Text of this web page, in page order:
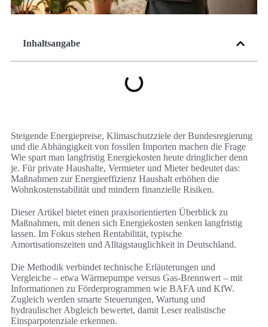
Inhaltsangabe
Steigende Energiepreise, Klimaschutzziele der Bundesregierung
und die Abhängigkeit von fossilen Importen machen die Frage
Wie spart man langfristig Energiekosten heute dringlicher denn
je. Für private Haushalte, Vermieter und Mieter bedeutet das:
Maßnahmen zur Energieeffizienz Haushalt erhöhen die
Wohnkostenstabilität und mindern finanzielle Risiken.
Dieser Artikel bietet einen praxisorientierten Überblick zu
Maßnahmen, mit denen sich Energiekosten senken langfristig
lassen. Im Fokus stehen Rentabilität, typische
Amortisationszeiten und Alltagstauglichkeit in Deutschland.
Die Methodik verbindet technische Erläuterungen und
Vergleiche – etwa Wärmepumpe versus Gas-Brennwert – mit
Informationen zu Förderprogrammen wie BAFA und KfW.
Zugleich werden smarte Steuerungen, Wartung und
hydraulischer Abgleich bewertet, damit Leser realistische
Einsparpotenziale erkennen.